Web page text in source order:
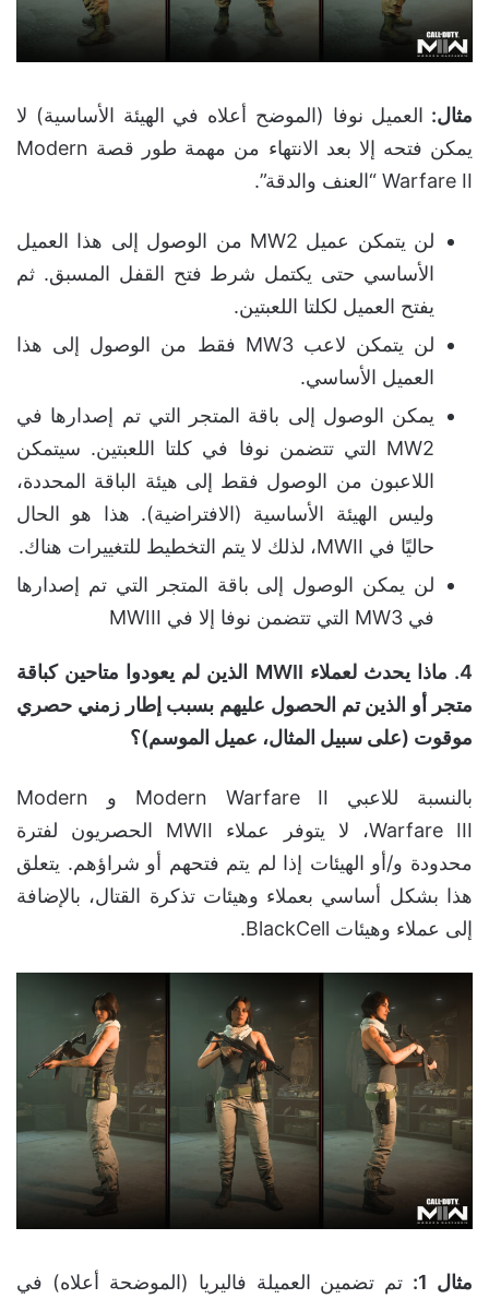
مثال: العميل نوفا (الموضح أعلاه في الهيئة الأساسية) لا
يمكن فتحه إلا بعد الانتهاء من مهمة طور قصة Modern
Warfare II “العنف والدقة”.
لن يتمكن عميل MW2 من الوصول إلى هذا العميل
الأساسي حتى يكتمل شرط فتح القفل المسبق. ثم
يفتح العميل لكلتا اللعبتين.
لن يتمكن لاعب MW3 فقط من الوصول إلى هذا
العميل الأساسي.
يمكن الوصول إلى باقة المتجر التي تم إصدارها في
MW2 التي تتضمن نوفا في كلتا اللعبتين. سيتمكن
اللاعبون من الوصول فقط إلى هيئة الباقة المحددة،
وليس الهيئة الأساسية (الافتراضية). هذا هو الحال
حاليًا في MWII، لذلك لا يتم التخطيط للتغييرات هناك.
لن يمكن الوصول إلى باقة المتجر التي تم إصدارها
في MW3 التي تتضمن نوفا إلا في MWIII
4. ماذا يحدث لعملاء
الذين لم يعودوا متاحين كباقة
متجر أو الذين تم الحصول عليهم بسبب إطار زمني حصري
موقوت (على سبيل المثال، عميل الموسم)؟
بالنسبة للاعبي Modern Warfare II و Modern
Warfare III، لا يتوفر عملاء MWII الحصريون لفترة
محدودة و/أو الهيئات إذا لم يتم فتحهم أو شراؤهم. يتعلق
هذا بشكل أساسي بعملاء وهيئات تذكرة القتال، بالإضافة
إلى عملاء وهيئات BlackCell.
مثال 1 : تم تضمين العميلة فاليريا (الموضحة أعلاه) في